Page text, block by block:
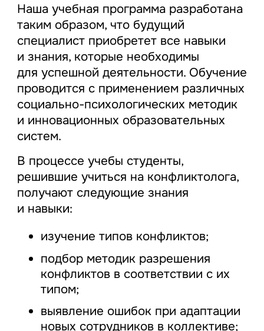
Наша учебная программа разработана
таким образом, что будущий
специалист приобретет все навыки
и знания, которые необходимы
для успешной деятельности. Обучение
проводится с применением различных
социально-психологических методик
и инновационных образовательных
систем.
В процессе учебы студенты,
решившие учиться на конфликтолога,
получают следующие знания
и навыки:
изучение типов конфликтов;
подбор методик разрешения
конфликтов в соответствии с их
типом;
выявление ошибок при адаптации
новых сотрудников в коллективе;